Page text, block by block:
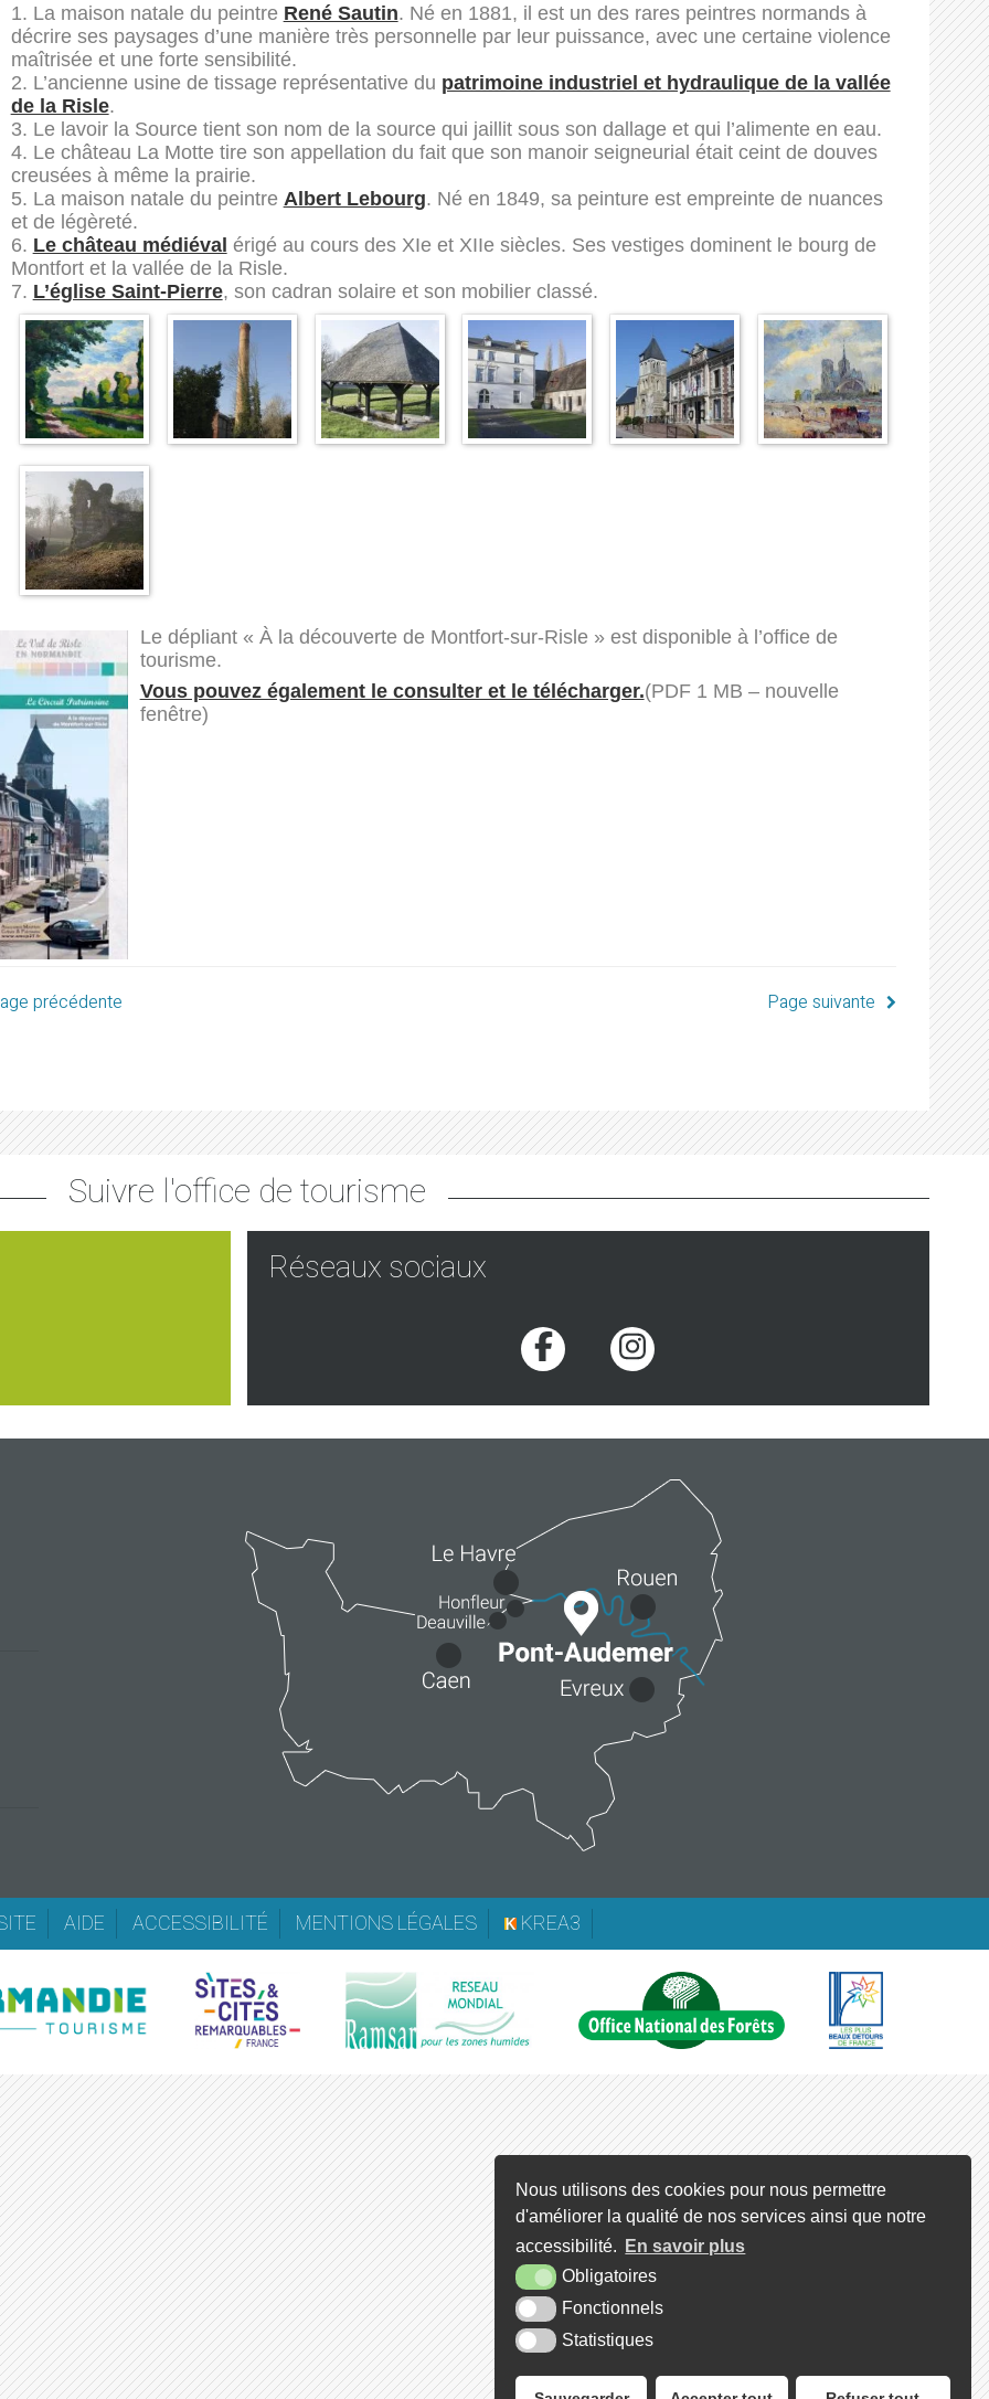
Nous utilisons des cookies pour nous permettre
d'améliorer la qualité de nos services ainsi que notre
accessibilité.
En savoir plus
Obligatoires
Fonctionnels
Statistiques
La maison natale du peintre René Sautin. Né en 1881, il est un des rares peintres normands à
décrire ses paysages d’une manière très personnelle par leur puissance, avec une certaine violence
maîtrisée et une forte sensibilité.
L’ancienne usine de tissage représentative du patrimoine industriel et hydraulique de la vallée
de la Risle.
Le lavoir la Source tient son nom de la source qui jaillit sous son dallage et qui l’alimente en eau.
Le château La Motte tire son appellation du fait que son manoir seigneurial était ceint de douves
creusées à même la prairie.
La maison natale du peintre Albert Lebourg. Né en 1849, sa peinture est empreinte de nuances
et de légèreté.
Le château médiéval érigé au cours des XIe et XIIe siècles. Ses vestiges dominent le bourg de
Montfort et la vallée de la Risle.
L’église Saint-Pierre, son cadran solaire et son mobilier classé.
Le dépliant « À la découverte de Montfort-sur-Risle » est disponible à l’office de
tourisme.
Vous pouvez également le consulter et le télécharger.(PDF 1 MB – nouvelle
fenêtre)
précédente Page suivante
Suivre l'office de tourisme
Réseaux sociaux
Voir la page Facebook
Voir la page Instagram
AIDE ACCESSIBILITÉ MENTIONS LÉGALES KREA3